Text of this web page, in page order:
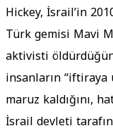
Hickey, İsrail’in
Türk gemisi Mavi
aktivisti
insanların “iftiraya
maruz kaldığını,
İsrail devleti